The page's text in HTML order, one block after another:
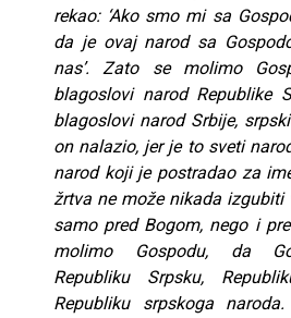
rekao: ‘Ako smo mi sa
da je ovaj narod sa
nas’. Zato se molimo
blagoslovi narod Republike
blagoslovi narod Srbije,
on nalazio, jer je to sveti
narod koji je postradao za
žrtva ne može nikada izgubiti
samo pred Bogom, nego i
molimo Gospodu, da
Republiku Srpsku,
Republiku srpskoga